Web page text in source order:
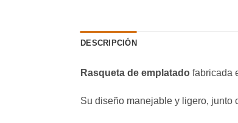
DESCRIPCIÓN
Rasqueta de emplatado fabricada
Su diseño manejable y ligero, junto